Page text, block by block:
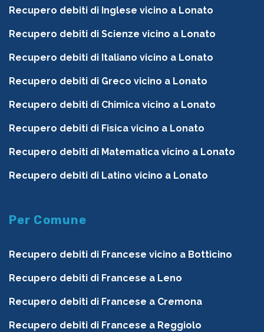
Recupero debiti di Inglese vicino a Lonato
Recupero debiti di Scienze vicino a Lonato
Recupero debiti di Italiano vicino a Lonato
Recupero debiti di Greco vicino a Lonato
Recupero debiti di Chimica vicino a Lonato
Recupero debiti di Fisica vicino a Lonato
Recupero debiti di Matematica vicino a Lonato
Recupero debiti di Latino vicino a Lonato
Per Comune
Recupero debiti di Francese vicino a Botticino
Recupero debiti di Francese a Leno
Recupero debiti di Francese a Cremona
Recupero debiti di Francese a Reggiolo